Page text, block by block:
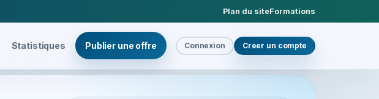
Plan du siteFormations
Statistiques Publier une offre Connexion Creer un compte